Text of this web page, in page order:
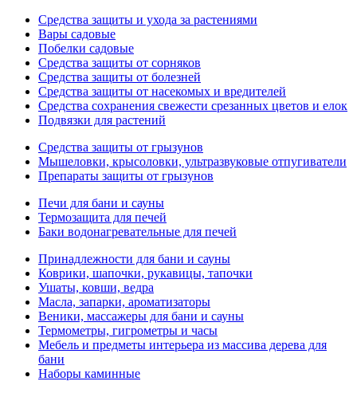
Средства защиты и ухода за растениями
Вары садовые
Побелки садовые
Средства защиты от сорняков
Средства защиты от болезней
Средства защиты от насекомых и вредителей
Средства сохранения свежести срезанных цветов и елок
Подвязки для растений
Средства защиты от грызунов
Мышеловки, крысоловки, ультразвуковые отпугиватели
Препараты защиты от грызунов
Печи для бани и сауны
Термозащита для печей
Баки водонагревательные для печей
Принадлежности для бани и сауны
Коврики, шапочки, рукавицы, тапочки
Ушаты, ковши, ведра
Масла, запарки, ароматизаторы
Веники, массажеры для бани и сауны
Термометры, гигрометры и часы
Мебель и предметы интерьера из массива дерева для
бани
Наборы каминные